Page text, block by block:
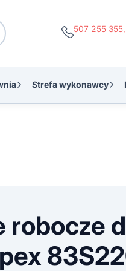
507 255 355
Strefa wykonawcy
robocze